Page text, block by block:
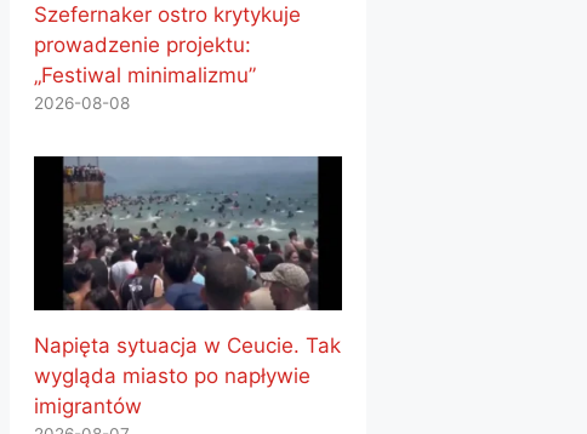
Szefernaker ostro krytykuje
prowadzenie projektu:
„Festiwal minimalizmu”
2026-08-08
Napięta sytuacja w Ceucie. Tak
wygląda miasto po napływie
imigrantów